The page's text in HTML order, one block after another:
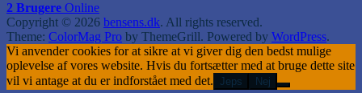
2 Brugere Online
Copyright © 2026 bensens.dk. All rights reserved.
Theme: ColorMag Pro by ThemeGrill. Powered by WordPress.
Vi anvender cookies for at sikre at vi giver dig den bedst mulige
oplevelse af vores website. Hvis du fortsætter med at bruge dette site
vil vi antage at du er indforstået med det. Jeps Nej